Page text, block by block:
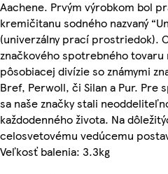
Aachene. Prvým výrobkom bol
kremičitanu sodného nazvaný
(univerzálny prací prostriedok).
značkového spotrebného
pôsobiacej divízie so známymi
Bref, Perwoll, či Silan a Pur.
sa naše značky stali
každodenného života. Na
celosvetovému vedúcemu
Veľkosť balenia: 3.3kg